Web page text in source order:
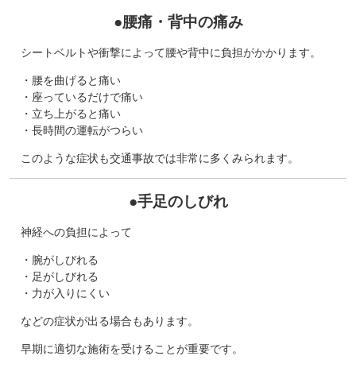
●腰痛・背中の痛み
シートベルトや衝撃によって腰や背中に負担がかかります。
・腰を曲げると痛い
・座っているだけで痛い
・立ち上がると痛い
・長時間の運転がつらい
このような症状も交通事故では非常に多くみられます。
●手足のしびれ
神経への負担によって
・腕がしびれる
・足がしびれる
・力が入りにくい
などの症状が出る場合もあります。
早期に適切な施術を受けることが重要です。